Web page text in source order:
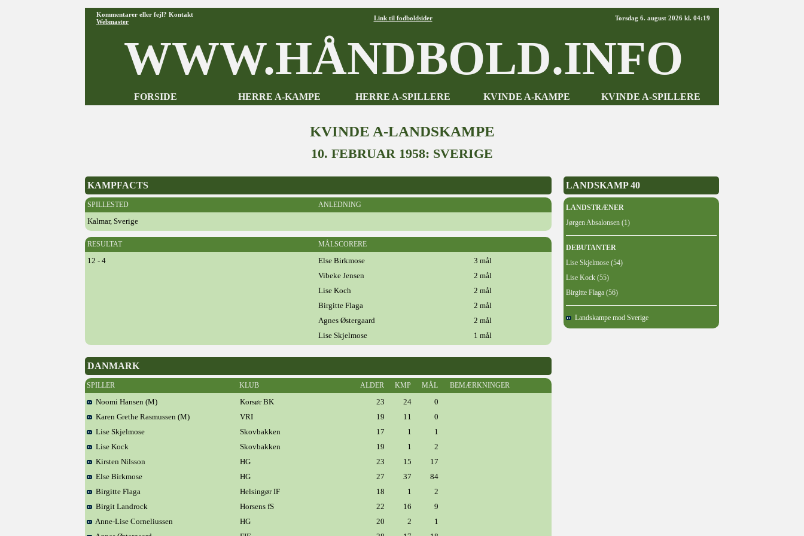
Kommentarer eller fejl? Kontakt
Webmaster
Link til fodboldsider Torsdag 6. august 2026 kl. 04:19
WWW.HÅNDBOLD.INFO
FORSIDE HERRE A-KAMPE HERRE A-SPILLERE KVINDE A-KAMPE KVINDE A-SPILLERE
KVINDE A-LANDSKAMPE
10. FEBRUAR 1958: SVERIGE
KAMPFACTS
SPILLESTED ANLEDNING
Kalmar, Sverige
RESULTAT MÅLSCORERE
12 - 4 Else Birkmose
3 mål
Vibeke Jensen
2 mål
Lise Koch
2 mål
Birgitte Flaga
2 mål
Agnes Østergaard
2 mål
Lise Skjelmose
1 mål
DANMARK
SPILLER KLUB ALDER KMP MÅL BEMÆRKNINGER
Noomi Hansen (M) Korsør BK 23 24
0
Karen Grethe Rasmussen (M)
VRI 19 11
0
Lise Skjelmose
Skovbakken 17 1
1
Lise Kock
Skovbakken 19 1
2
Kirsten Nilsson
HG 23 15
17
Else Birkmose
HG 27 37
84
Birgitte Flaga
Helsingør IF 18 1
2
Birgit Landrock
Horsens fS 22 16
9
Anne-Lise Corneliussen
HG 20 2
1
LANDSKAMP 40
LANDSTRÆNER
Jørgen Absalonsen (1)
DEBUTANTER
Lise Skjelmose (54)
Lise Kock (55)
Birgitte Flaga (56)
Landskampe mod Sverige